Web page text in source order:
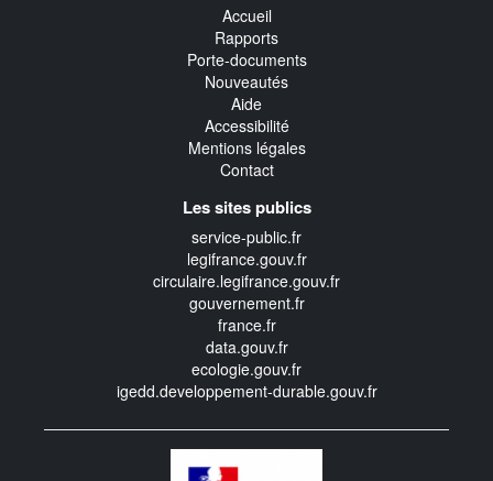
Accueil
Rapports
Porte-documents
Nouveautés
Aide
Accessibilité
Mentions légales
Contact
Les sites publics
service-public.fr
legifrance.gouv.fr
circulaire.legifrance.gouv.fr
gouvernement.fr
france.fr
data.gouv.fr
ecologie.gouv.fr
igedd.developpement-durable.gouv.fr